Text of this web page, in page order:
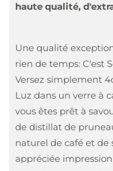
haute qualité,
Une qualité
rien de temps: C'est
Versez simplement
Luz dans un verre à
vous êtes prêt à
de distillat de
naturel de café et de
appréciée